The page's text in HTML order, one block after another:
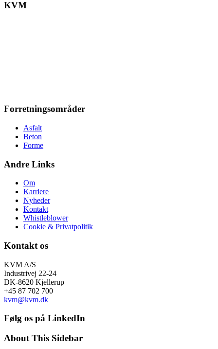
KVM
Forretningsområder
Asfalt
Beton
Forme
Andre Links
Om
Karriere
Nyheder
Kontakt
Whistleblower
Cookie & Privatpolitik
Kontakt os
KVM A/S
Industrivej 22-24
DK-8620 Kjellerup
+45 87 702 700
kvm@kvm.dk
Følg os på LinkedIn
About This Sidebar